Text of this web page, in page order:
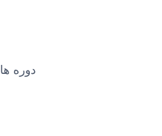
دوره ها